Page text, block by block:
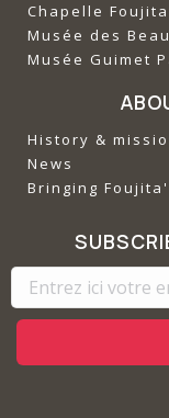
‍Chapelle Foujita
‍Musée des
‍Musée Guimet
History &
News
Bringing